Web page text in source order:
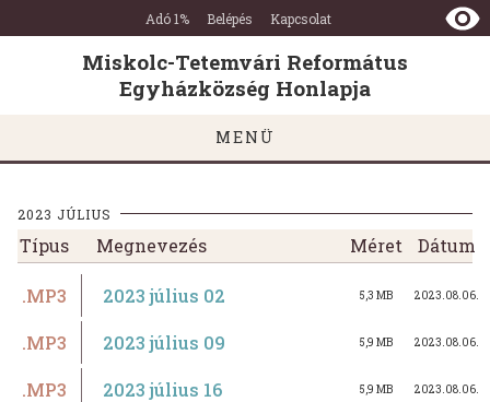
Miskolc-
Tetemvári
Református
Egyházközség
Honlapja
Ugrás a tartalomra
Ugrás a láblécre
Adó 1% Belépés Kapcsolat
Miskolc-Tetemvári Református
Egyházközség Honlapja
MENÜ
2023 JÚLIUS
Típus Megnevezés Méret Dátum
.MP3 2023 július 02 5,3 MB 2023.08.06.
.MP3 2023 július 09 5,9 MB 2023.08.06.
.MP3 2023 július 16 5,9 MB 2023.08.06.